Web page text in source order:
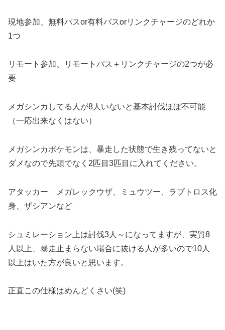
現地参加、無料パスor有料パスorリンクチャージのどれか
1つ
リモート参加、リモートパス＋リンクチャージの2つが必
要
メガシンカしてる人が8人いないと基本討伐ほぼ不可能
（一応出来なくはない）
メガシンカポケモンは、暴走した状態で生き残ってないと
ダメなので先頭でなく2匹目3匹目に入れてください。
アタッカー メガレックウザ、ミュウツー、ラブトロス化
身、ザシアンなど
シュミレーション上は討伐3人～になってますが、実質8
人以上、暴走止まらない場合に抜ける人が多いので10人
以上はいた方が良いと思います。
正直この仕様はめんどくさい(笑)